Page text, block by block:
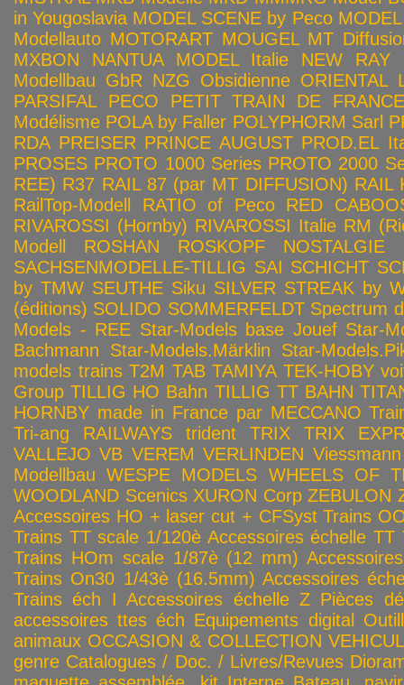
in Yougoslavia MODEL SCENE by Peco
Modellauto MOTORART MOUGEL MT
MXBON
NANTUA MODEL Italie NEW RAY
Modellbau GbR NZG Obsidienne ORIENTAL
PARSIFAL
PECO
PETIT TRAIN DE FRANCE
Modélisme POLA by Faller POLYPHORM Sarl
RDA PREISER PRINCE AUGUST PROD.EL
PROSES PROTO 1000 Series PROTO 2000
REE) R37 RAIL 87 (par MT DIFFUSION) RAIL
RailTop-Modell
RATIO of Peco
RED
RIVAROSSI (Hornby) RIVAROSSI Italie RM
Modell
ROSHAN ROSKOPF NOSTALGIE
SACHSENMODELLE-TILLIG SAI SCHICHT
by TMW SEUTHE Siku SILVER STREAK by
(éditions) SOLIDO SOMMERFELDT Spectrum
Models - REE Star-Models base Jouef Star-
Bachmann
Star-Models.Märklin
Star-
models trains T2M TAB TAMIYA TEK-HOBY
Group TILLIG HO Bahn TILLIG TT BAHN
HORNBY made in France par MECCANO
Tri-ang RAILWAYS
trident TRIX
TRIX
VALLEJO VB VEREM VERLINDEN Viessmann
Modellbau WESPE MODELS WHEELS OF
WOODLAND Scenics XURON Corp ZEBULON
Accessoires HO + laser cut + CFSyst Trains
Trains TT scale 1/120è Accessoires échelle TT
Trains HOm scale 1/87è (12 mm)
Trains On30 1/43è (16.5mm) Accessoires
Trains éch I Accessoires échelle Z Pièces
accessoires ttes éch Equipements digital
animaux OCCASION & COLLECTION
genre Catalogues / Doc. / Livres/Revues